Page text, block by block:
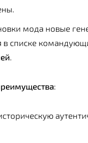
мода новые
в списке
: